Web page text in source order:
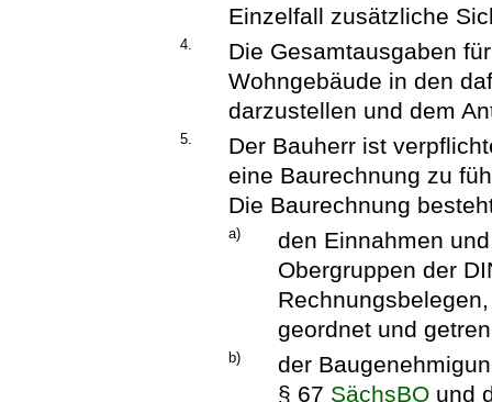
Einzelfall zusätzliche
4.
Die Gesamtausgaben
Wohngebäude in den
darzustellen und dem
5.
Der Bauherr ist
eine Baurechnung zu
Die Baurechnung
a)
den Einnahmen
Obergruppen der
geordnet und
b)
der
§ 67 SächsBO und